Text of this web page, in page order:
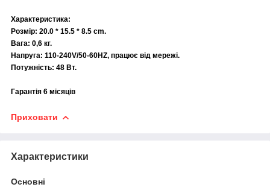
Характеристика:
Розмір: 20.0 * 15.5 * 8.5 cm.
Вага: 0,6 кг.
Напруга: 110-240V/50-60HZ, працює від мережі.
Потужність: 48 Вт.
Гарантія 6 місяців
Приховати
Характеристики
Основні